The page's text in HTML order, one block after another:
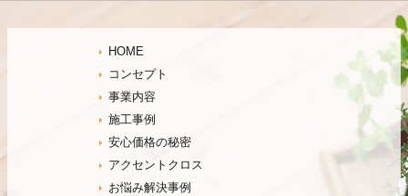
HOME
コンセプト
事業内容
施工事例
安心価格の秘密
アクセントクロス
お悩み解決事例